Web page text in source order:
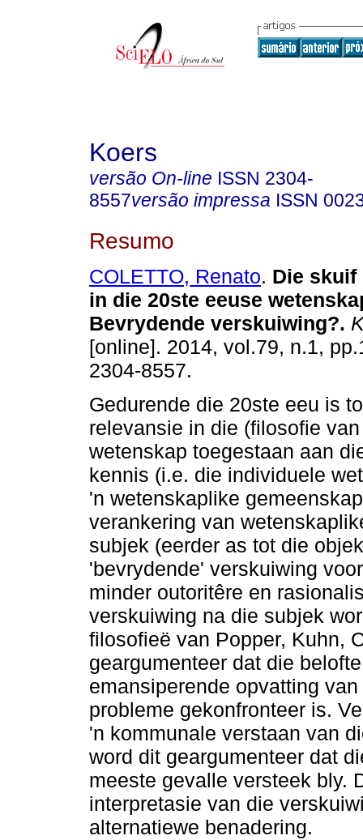
Koers
versão On-line ISSN 2304-
8557versão impressa ISSN
Resumo
COLETTO, Renato. Die skuif
in die 20ste eeuse
Bevrydende verskuiwing?.
[online]. 2014, vol.79, n.1,
2304-8557.
Gedurende die 20ste eeu is
relevansie in die (filosofie
wetenskap toegestaan aan
kennis (i.e. die individuele
'n wetenskaplike
verankering van
subjek (eerder as tot die
'bevrydende' verskuiwing
minder outoritêre en
verskuiwing na die subjek
filosofieë van Popper, Kuhn,
geargumenteer dat die
emansiperende opvatting
probleme gekonfronteer is.
'n kommunale verstaan van
word dit geargumenteer dat
meeste gevalle versteek bly.
interpretasie van die
alternatiewe benadering.